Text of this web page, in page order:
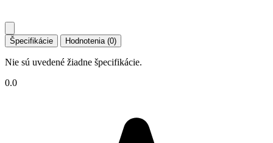
Špecifikácie Hodnotenia (0)
Nie sú uvedené žiadne špecifikácie.
0.0